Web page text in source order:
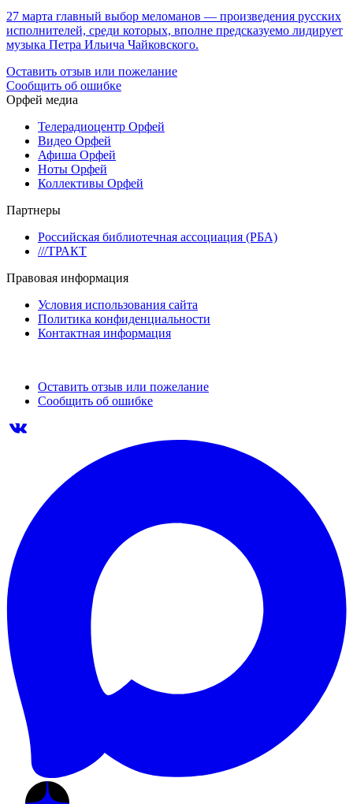
27 марта главный выбор меломанов — произведения русских
исполнителей, среди которых, вполне предсказуемо лидирует
музыка Петра Ильича Чайковского.
Оставить отзыв или пожелание
Сообщить об ошибке
Орфей медиа
Телерадиоцентр Орфей
Видео Орфей
Афиша Орфей
Ноты Орфей
Коллективы Орфей
Партнеры
Российская библиотечная ассоциация (РБА)
///ТРАКТ
Правовая информация
Условия использования сайта
Политика конфиденциальности
Контактная информация
Оставить отзыв или пожелание
Сообщить об ошибке